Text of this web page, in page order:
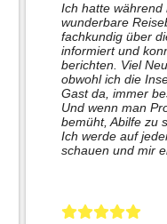
Ich hatte
wunderbare
fachkundig über
informiert und
berichten. Viel
obwohl ich die
Gast da, immer
Und wenn man
bemüht, Abilfe zu
Ich werde auf
schauen und mir